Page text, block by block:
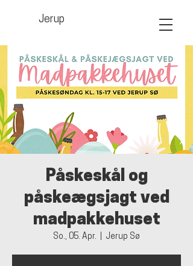
Jerup
Påskeskål og
påskeægsjagt ved
madpakkehuset
So., 05. Apr. Jerup Sø